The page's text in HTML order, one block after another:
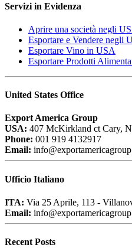
Servizi in Evidenza
Aprire una società negli
Esportare e Vendere negli
Esportare Vino in USA
Esportare Prodotti
United States Office
Export America Group
USA: 407 McKirkland ct Cary,
Phone: 001 919 4132917
Email:
Ufficio Italiano
ITA: Via 25 Aprile, 113 -
Email:
Recent Posts